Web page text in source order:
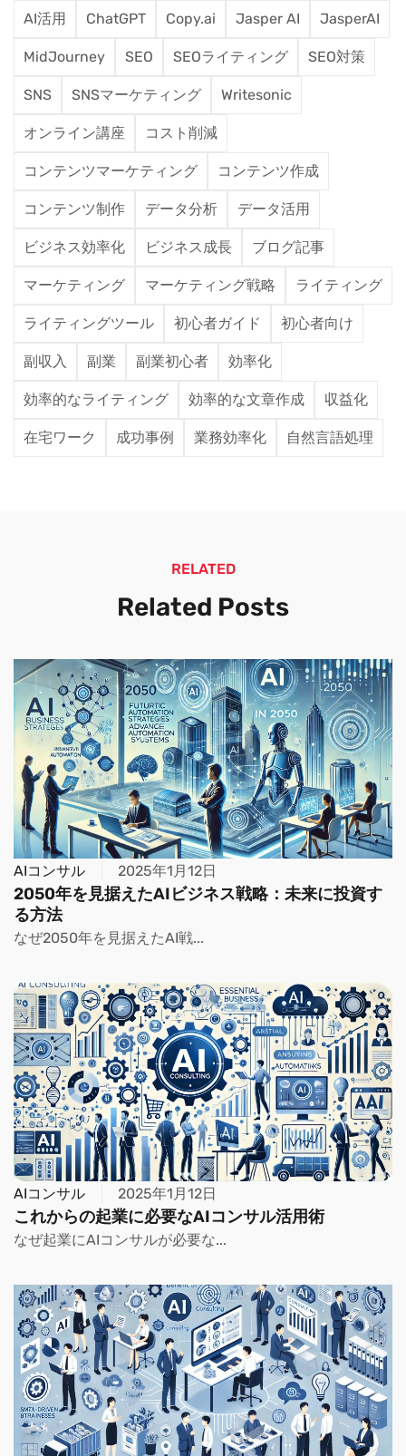
AI活用 ChatGPT Copy.ai Jasper AI JasperAI
MidJourney SEO SEOライティング SEO対策
SNS SNSマーケティング Writesonic
オンライン講座 コスト削減
コンテンツマーケティング コンテンツ作成
コンテンツ制作 データ分析 データ活用
ビジネス効率化 ビジネス成長 ブログ記事
マーケティング マーケティング戦略 ライティング
ライティングツール 初心者ガイド 初心者向け
副収入 副業 副業初心者 効率化
効率的なライティング 効率的な文章作成 収益化
在宅ワーク 成功事例 業務効率化 自然言語処理
RELATED
Related Posts
AIコンサル 2025年1月12日
2050年を見据えたAIビジネス戦略：未来に投資す
る方法
なぜ2050年を見据えたAI戦...
AIコンサル 2025年1月12日
これからの起業に必要なAIコンサル活用術
なぜ起業にAIコンサルが必要な...